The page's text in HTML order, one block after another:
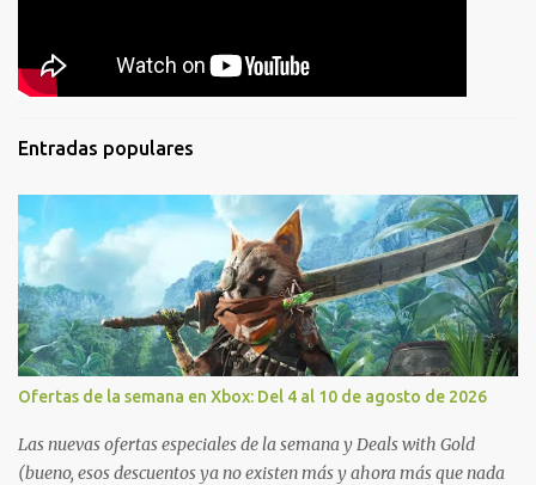
Entradas populares
Ofertas de la semana en Xbox: Del 4 al 10 de agosto de 2026
Las nuevas ofertas especiales de la semana y Deals with Gold
(bueno, esos descuentos ya no existen más y ahora más que nada